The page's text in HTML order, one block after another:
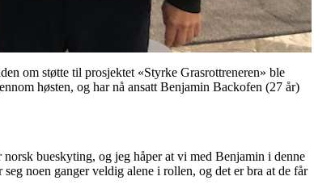
om støtte til prosjektet «Styrke Grasrottreneren» ble
høsten, og har nå ansatt Benjamin Backofen (27 år)
bueskyting, og jeg håper at vi med Benjamin i denne
noen ganger veldig alene i rollen, og det er bra at de får